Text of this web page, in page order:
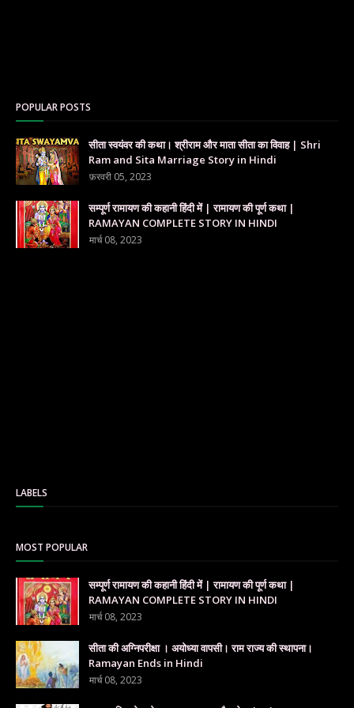
POPULAR POSTS
सीता स्वयंवर की कथा। श्रीराम और माता सीता का विवाह | Shri
Ram and Sita Marriage Story in Hindi
फ़रवरी 05, 2023
सम्पूर्ण रामायण की कहानी हिंदी में | रामायण की पूर्ण कथा |
RAMAYAN COMPLETE STORY IN HINDI
मार्च 08, 2023
LABELS
MOST POPULAR
सम्पूर्ण रामायण की कहानी हिंदी में | रामायण की पूर्ण कथा |
RAMAYAN COMPLETE STORY IN HINDI
मार्च 08, 2023
सीता की अग्निपरीक्षा । अयोध्या वापसी। राम राज्य की स्थापना।
Ramayan Ends in Hindi
मार्च 08, 2023